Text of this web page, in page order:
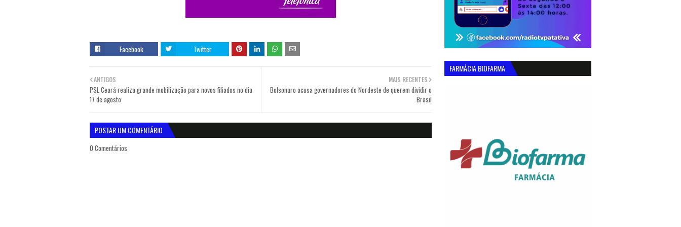
Facebook Twitter
MAIS RECENTES
Bolsonaro acusa governadores do Nordeste de querem dividir o
Brasil
ANTIGOS
PSL Ceará realiza grande mobilização para novos filiados no dia
17 de agosto
POSTAR UM COMENTÁRIO
0 Comentários
FARMÁCIA BIOFARMA